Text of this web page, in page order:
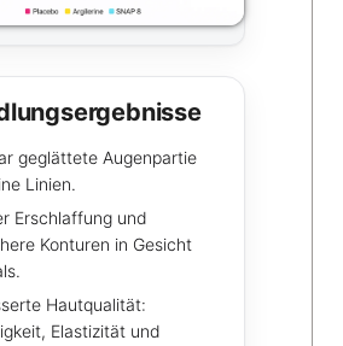
geglättete Augenpartie
Linien.
Erschlaffung und
Konturen in Gesicht
Hautqualität:
Elastizität und